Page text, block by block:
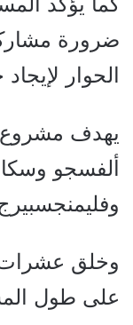
ضرورة
الحوار
ألفسجو
وخلق عشرات
على طول